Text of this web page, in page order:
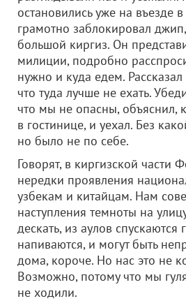
остановились уже на въезде
грамотно заблокировал
большой киргиз. Он
милиции, подробно
нужно и куда едем.
что туда лучше не ехать.
что мы не опасны, объяснил,
в гостинице, и уехал. Без
но было не по себе.
Говорят, в киргизской части
нередки проявления
узбекам и китайцам. Нам
наступления темноты на
дескать, из аулов
напиваются, и могут быть
дома, короче. Но нас это не
Возможно, потому что мы
не ходили.